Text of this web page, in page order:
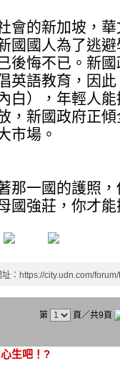
會的新加坡，
國國人為了逃
後悔不已。新
英語教育，因
白），年輕人
，新國政府正
市場。
那一國的護照
國強莊，你才
址：https://city.udn.com/
第 頁／共9頁
生吧！?